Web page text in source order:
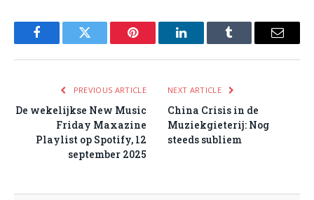
FacebookTwitter Pinterest LinkedInTumblr Email
PREVIOUS ARTICLE
De wekelijkse New Music
Friday Maxazine
Playlist op Spotify, 12
september 2025
NEXT ARTICLE
China Crisis in de
Muziekgieterij: Nog
steeds subliem